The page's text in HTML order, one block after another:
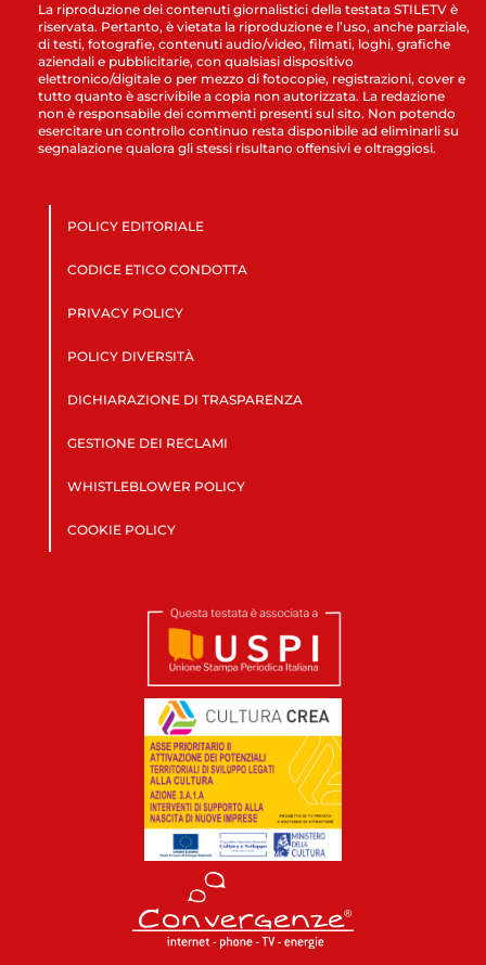
La riproduzione dei contenuti giornalistici della testata STILETV è
riservata. Pertanto, è vietata la riproduzione e l’uso, anche parziale,
di testi, fotografie, contenuti audio/video, filmati, loghi, grafiche
aziendali e pubblicitarie, con qualsiasi dispositivo
elettronico/digitale o per mezzo di fotocopie, registrazioni, cover e
tutto quanto è ascrivibile a copia non autorizzata. La redazione
non è responsabile dei commenti presenti sul sito. Non potendo
esercitare un controllo continuo resta disponibile ad eliminarli su
segnalazione qualora gli stessi risultano offensivi e oltraggiosi.
POLICY EDITORIALE
CODICE ETICO CONDOTTA
PRIVACY POLICY
POLICY DIVERSITÀ
DICHIARAZIONE DI TRASPARENZA
GESTIONE DEI RECLAMI
WHISTLEBLOWER POLICY
COOKIE POLICY